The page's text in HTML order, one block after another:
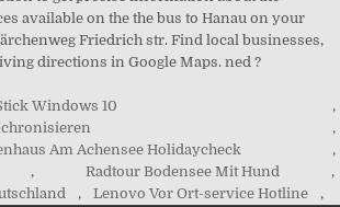
Windows 10
,
,
Am Achensee Holidaycheck
,
, Radtour Bodensee Mit Hund
,
, Lenovo Vor Ort-service Hotline ,